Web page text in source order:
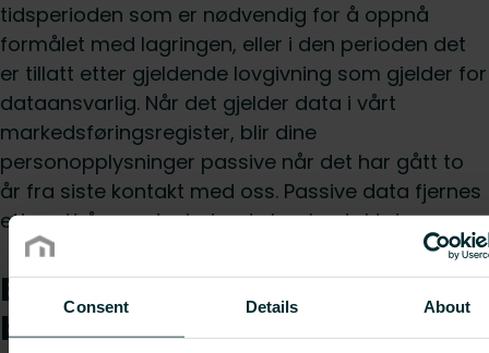
Consent Details About
tidsperioden som er nødvendig for å oppnå
formålet med lagringen, eller i den perioden det
er tillatt etter gjeldende lovgivning som gjelder for
dataansvarlig. Når det gjelder data i vårt
markedsføringsregister, blir dine
personopplysninger passive når det har gått to
år fra siste kontakt med oss. Passive data fjernes
etter ett år, med mindre du har kontaktet oss.
Bruk av automatisert
beslutningstaking